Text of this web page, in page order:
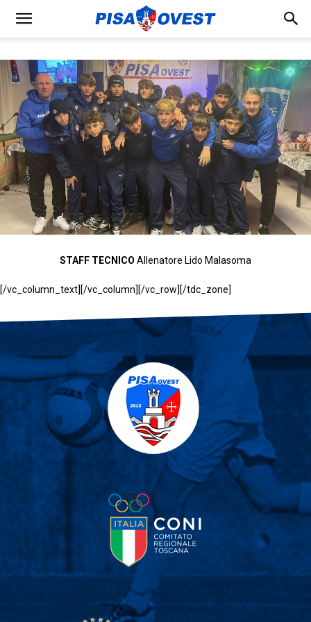
STAFF TECNICO Allenatore Lido Malasoma
[/vc_column_text][/vc_column][/vc_row][/tdc_zone]